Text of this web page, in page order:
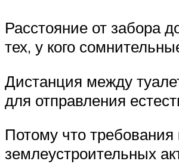
Расстояние от забора
тех, у кого
Дистанция между
для отправления
Потому что
землеустроительных